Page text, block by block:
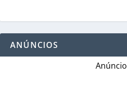
ANÚNCIOS